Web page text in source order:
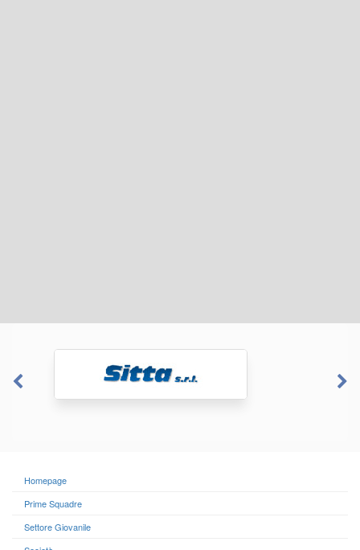
Homepage
Prime Squadre
Settore Giovanile